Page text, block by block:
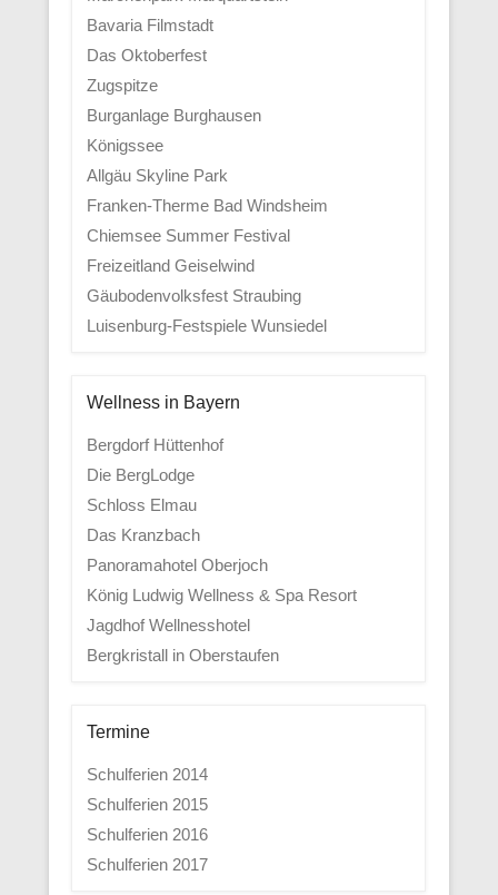
Bavaria Filmstadt
Das Oktoberfest
Zugspitze
Burganlage Burghausen
Königssee
Allgäu Skyline Park
Franken-Therme Bad Windsheim
Chiemsee Summer Festival
Freizeitland Geiselwind
Gäubodenvolksfest Straubing
Luisenburg-Festspiele Wunsiedel
Wellness in Bayern
Bergdorf Hüttenhof
Die BergLodge
Schloss Elmau
Das Kranzbach
Panoramahotel Oberjoch
König Ludwig Wellness & Spa Resort
Jagdhof Wellnesshotel
Bergkristall in Oberstaufen
Termine
Schulferien 2014
Schulferien 2015
Schulferien 2016
Schulferien 2017